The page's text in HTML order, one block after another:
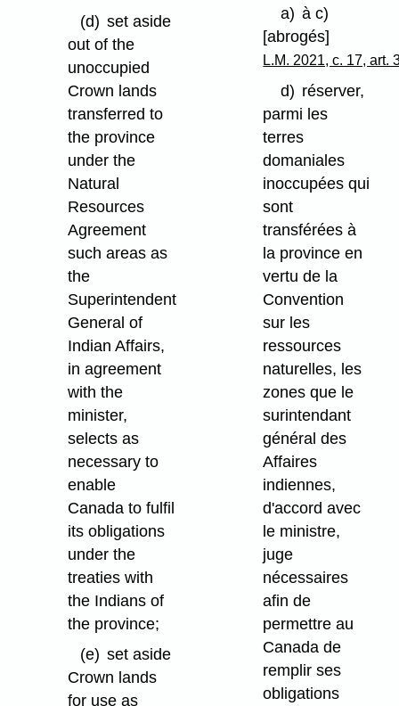
(d) set aside
out of the
unoccupied
Crown lands
transferred to
the province
under the
Natural
Resources
Agreement
such areas as
the
Superintendent
General of
Indian Affairs,
in agreement
with the
minister,
selects as
necessary to
enable
Canada to fulfil
its obligations
under the
treaties with
the Indians of
the province;
(e) set aside
Crown lands
for use as
a) à c)
[abrogés]
L.M. 2021, c. 17, art.
d) réserver,
parmi les
terres
domaniales
inoccupées qui
sont
transférées à
la province en
vertu de la
Convention
sur les
ressources
naturelles, les
zones que le
surintendant
général des
Affaires
indiennes,
d'accord avec
le ministre,
juge
nécessaires
afin de
permettre au
Canada de
remplir ses
obligations